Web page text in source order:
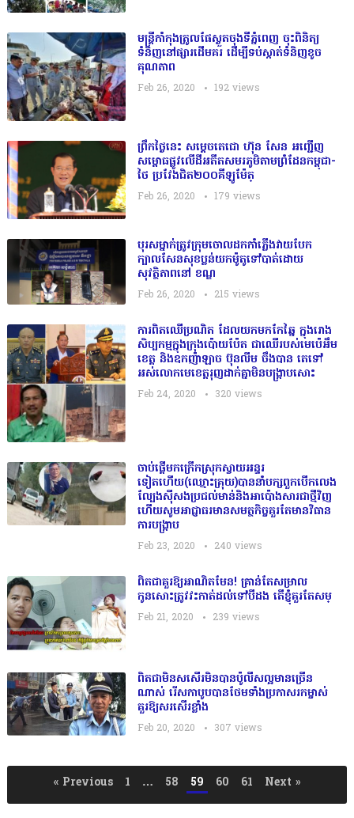
មន្រ្តីកាំកុងត្រូលផែស្ងួតចុងទីភ្នំពេញ ចុះពិនិត្យ
ទំនិញនៅផ្សារដើមគរ ដើម្បីទប់ស្កាត់ទំនិញខូច
គុណភាព
Feb 26, 2020 192views
ព្រឹកថ្ងៃនេះ សម្តេចតេជោ ហ៊ុន សែន អញ្ជើញ
សម្ពោធផ្លូវលើដីអតីតសមរភូមិតាមព្រំដែនកម្ពុជា-
ថៃ ប្រវែងជិត២០០គីឡូម៉ែត្
Feb 26, 2020 179 views
បុរសម្នាក់ត្រូវក្រុមចោលដកកាំភ្លើងវាយបែក
ក្បាលសែនសុខប្លន់យកម៉ូតូទៅបាត់ដោយ
សុវត្ថិភាពនៅ​ ខណ្ឌ
Feb 26, 2020 215 views
ការពិតឈើ​​ប្រណិ​ត ដែលយកមកកែឆ្នៃ ក្នុងរោង
សិប្ប​កម្មក្នុងក្រុងប៉ោយប៉ែត ជាឈើ​របស់មេ​ប៉េអឹម
ខេត្ត និង​ឧ​កញ៉ា​ឡាច ប៊ុន​លីម​ ចឹងបាន​ តេទៅ
អស់លោកមេខេត្តរុញដាក់គ្នាមិនបង្រ្កាបសោះ
Feb 24, 2020 320 views
ចាប់ផ្ដេីមកក្រេីកស្រុកស្វាយអន្ទរ
ទៀតហេីយ(ឈ្មោះគ្រុយ)បាននាំបក្សពួកបើកលេង
ល្បែងសុីសងប្រជល់មាន់និងអាប៉ោងសារជាថ្មីវិញ
ហើយសូមអាជ្ញាធរមានសមត្ថកិច្ចគួរតែមានវិធាន
ការបង្រ្កាប
Feb 23, 2020 240 views
ពិតជាគួរឱ្យអាណិតមែន! គ្រាន់តែសម្រាល
កូនសោះត្រូវវះកាត់ដល់ទៅបីដង តើខ្ញុំគួរតែសម្
Feb 21, 2020 239 views
ពិតជាមិនសសើរមិនបានប៉ូលីសល្អមានច្រើន
ណាស់ រើសកាបូបបានថែមទាំងប្រកាសរកម្ចាស់
គួរឱ្យសរសើរខ្លាំង
Feb 20, 2020 307 views
« Previous 1 … 58 59 60 61 Next »